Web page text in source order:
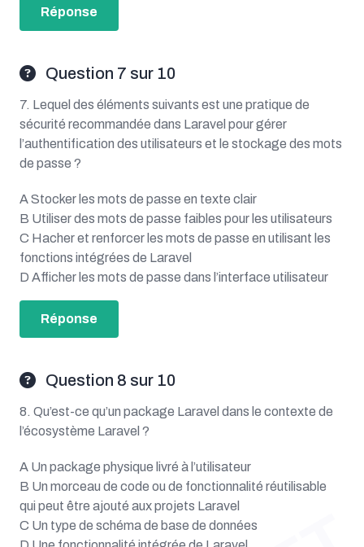
Réponse
Question 7 sur 10
7. Lequel des éléments suivants est une pratique de
sécurité recommandée dans Laravel pour gérer
l’authentification des utilisateurs et le stockage des mots
de passe ?
A Stocker les mots de passe en texte clair
B Utiliser des mots de passe faibles pour les utilisateurs
C Hacher et renforcer les mots de passe en utilisant les
fonctions intégrées de Laravel
D Afficher les mots de passe dans l’interface utilisateur
Réponse
Question 8 sur 10
8. Qu’est-ce qu’un package Laravel dans le contexte de
l’écosystème Laravel ?
A Un package physique livré à l’utilisateur
B Un morceau de code ou de fonctionnalité réutilisable
qui peut être ajouté aux projets Laravel
C Un type de schéma de base de données